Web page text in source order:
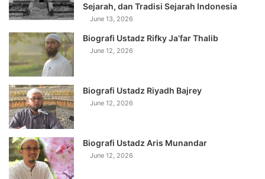
Sejarah, dan Tradisi Sejarah Indonesia
June 13, 2026
Biografi Ustadz Rifky Ja’far Thalib
June 12, 2026
Biografi Ustadz Riyadh Bajrey
June 12, 2026
Biografi Ustadz Aris Munandar
June 12, 2026